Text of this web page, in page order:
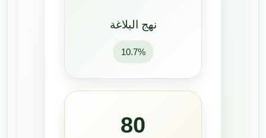
نهج البلاغة
10.7%
80